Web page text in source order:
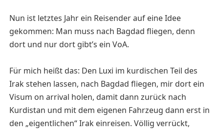
Nun ist letztes Jahr ein Reisender auf eine Idee
gekommen: Man muss nach Bagdad fliegen, denn
dort und nur dort gibt’s ein VoA.
Für mich heißt das: Den Luxi im kurdischen Teil des
Irak stehen lassen, nach Bagdad fliegen, mir dort ein
Visum on arrival holen, damit dann zurück nach
Kurdistan und mit dem eigenen Fahrzeug dann erst in
den „eigentlichen“ Irak einreisen. Völlig verrückt,